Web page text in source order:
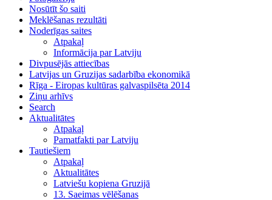
Nosūtīt šo saiti
Meklēšanas rezultāti
Noderīgas saites
Atpakaļ
Informācija par Latviju
Divpusējās attiecības
Latvijas un Gruzijas sadarbība ekonomikā
Rīga - Eiropas kultūras galvaspilsēta 2014
Ziņu arhīvs
Search
Aktualitātes
Atpakaļ
Pamatfakti par Latviju
Tautiešiem
Atpakaļ
Aktualitātes
Latviešu kopiena Gruzijā
13. Saeimas vēlēšanas